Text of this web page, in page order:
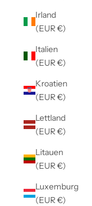
Irland
(EUR €)
Italien
(EUR €)
Kroatien
(EUR €)
Lettland
(EUR €)
Litauen
(EUR €)
Luxemburg
(EUR €)